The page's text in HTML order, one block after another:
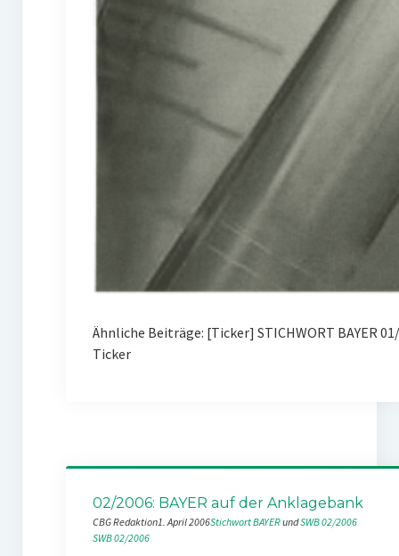
Ähnliche Beiträge: [Ticker] STICHWORT BAYER
Ticker
02/2006: BAYER auf der Anklagebank
CBG Redaktion1. April 2006Stichwort BAYER und SWB 02/2006
SWB 02/2006